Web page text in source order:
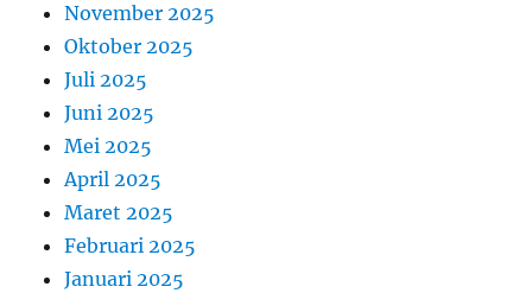
November 2025
Oktober 2025
Juli 2025
Juni 2025
Mei 2025
April 2025
Maret 2025
Februari 2025
Januari 2025